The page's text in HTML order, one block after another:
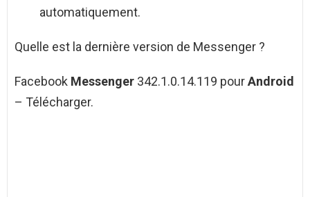
automatiquement.
Quelle est la dernière version de Messenger ?
Facebook Messenger 342.1.0.14.119 pourAndroid
– Télécharger.